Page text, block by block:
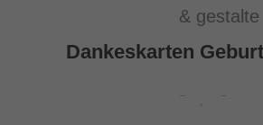
& gestalte
Dankeskarten